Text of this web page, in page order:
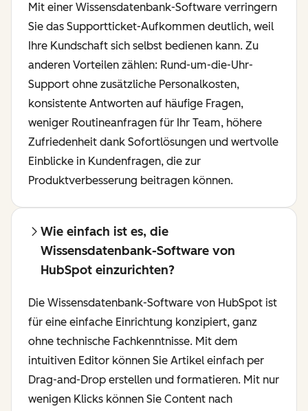
Mit einer Wissensdatenbank-Software verringern
Sie das Supportticket-Aufkommen deutlich, weil
Ihre Kundschaft sich selbst bedienen kann. Zu
anderen Vorteilen zählen: Rund-um-die-Uhr-
Support ohne zusätzliche Personalkosten,
konsistente Antworten auf häufige Fragen,
weniger Routineanfragen für Ihr Team, höhere
Zufriedenheit dank Sofortlösungen und wertvolle
Einblicke in Kundenfragen, die zur
Produktverbesserung beitragen können.
Wie einfach ist es, die
Wissensdatenbank-Software von
HubSpot einzurichten?
Die Wissensdatenbank-Software von HubSpot ist
für eine einfache Einrichtung konzipiert, ganz
ohne technische Fachkenntnisse. Mit dem
intuitiven Editor können Sie Artikel einfach per
Drag-and-Drop erstellen und formatieren. Mit nur
wenigen Klicks können Sie Content nach